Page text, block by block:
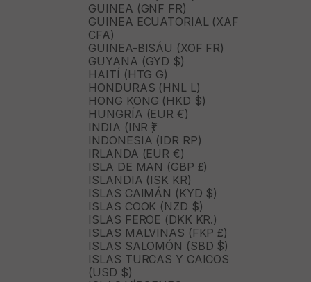
GUINEA (GNF FR)
GUINEA ECUATORIAL (XAF
CFA)
GUINEA-BISÁU (XOF FR)
GUYANA (GYD $)
HAITÍ (HTG G)
HONDURAS (HNL L)
HONG KONG (HKD $)
HUNGRÍA (EUR €)
INDIA (INR ₹)
INDONESIA (IDR RP)
IRLANDA (EUR €)
ISLA DE MAN (GBP £)
ISLANDIA (ISK KR)
ISLAS CAIMÁN (KYD $)
ISLAS COOK (NZD $)
ISLAS FEROE (DKK KR.)
ISLAS MALVINAS (FKP £)
ISLAS SALOMÓN (SBD $)
ISLAS TURCAS Y CAICOS
(USD $)